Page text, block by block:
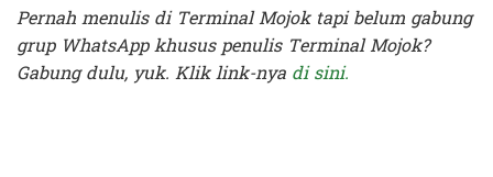
Pernah menulis di Terminal Mojok tapi belum gabung
grup WhatsApp khusus penulis Terminal Mojok?
Gabung dulu, yuk. Klik link-nya di sini.